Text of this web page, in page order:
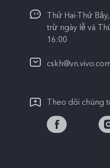
Thứ Hai-Thứ
trừ ngày lễ và
16:00
Theo dõi chúng